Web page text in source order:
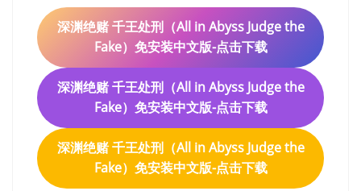
深渊绝赌 千王处刑（All in Abyss Judge the
Fake）免安装中文版-点击下载
深渊绝赌 千王处刑（All in Abyss Judge the
Fake）免安装中文版-点击下载
深渊绝赌 千王处刑（All in Abyss Judge the
Fake）免安装中文版-点击下载